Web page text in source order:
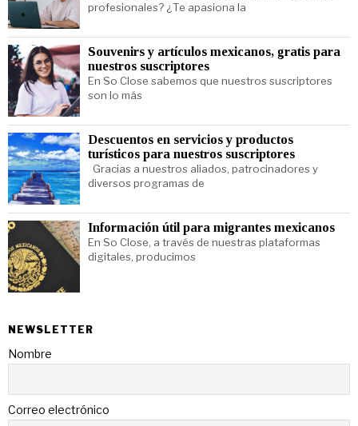
profesionales? ¿Te apasiona la
Souvenirs y artículos mexicanos, gratis para
nuestros suscriptores
En So Close sabemos que nuestros suscriptores
son lo más
Descuentos en servicios y productos
turísticos para nuestros suscriptores
Gracias a nuestros aliados, patrocinadores y
diversos programas de
Información útil para migrantes mexicanos
En So Close, a través de nuestras plataformas
digitales, producimos
NEWSLETTER
Nombre
Correo electrónico